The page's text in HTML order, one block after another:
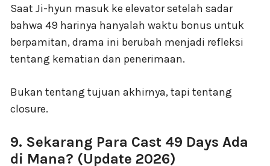
Saat Ji-hyun masuk ke elevator setelah sadar
bahwa 49 harinya hanyalah waktu bonus untuk
berpamitan, drama ini berubah menjadi refleksi
tentang kematian dan penerimaan.
Bukan tentang tujuan akhirnya, tapi tentang
closure.
9. Sekarang Para Cast 49 Days Ada
di Mana? (Update 2026)